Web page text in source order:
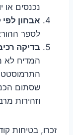
נכנסים או
אבחון
לספר
בדיקה
המדיח לא
שסתום
וזהירות
זכרו, בטיחות